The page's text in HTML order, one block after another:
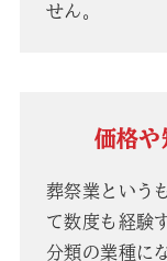
せん。
価格
葬祭業という
て数度も経験
分類の業種に